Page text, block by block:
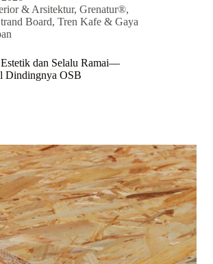
& Arsitektur, Grenatur®,
Board, Tren Kafe & Gaya
dan Selalu Ramai—
Dindingnya OSB